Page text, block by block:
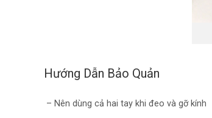
Hướng Dẫn Bảo Quản
– Nên dùng cả hai tay khi đeo và gỡ kính